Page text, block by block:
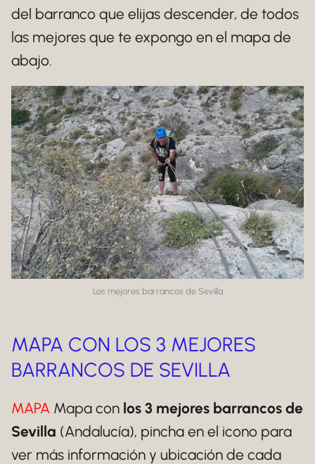
del barranco que elijas descender, de todos
las mejores que te expongo en el mapa de
abajo.
Los mejores barrancos de Sevilla
MAPA CON LOS 3 MEJORES
BARRANCOS DE SEVILLA
MAPA Mapa con los 3 mejores barrancos de
Sevilla (Andalucía), pincha en el icono para
ver más información y ubicación de cada